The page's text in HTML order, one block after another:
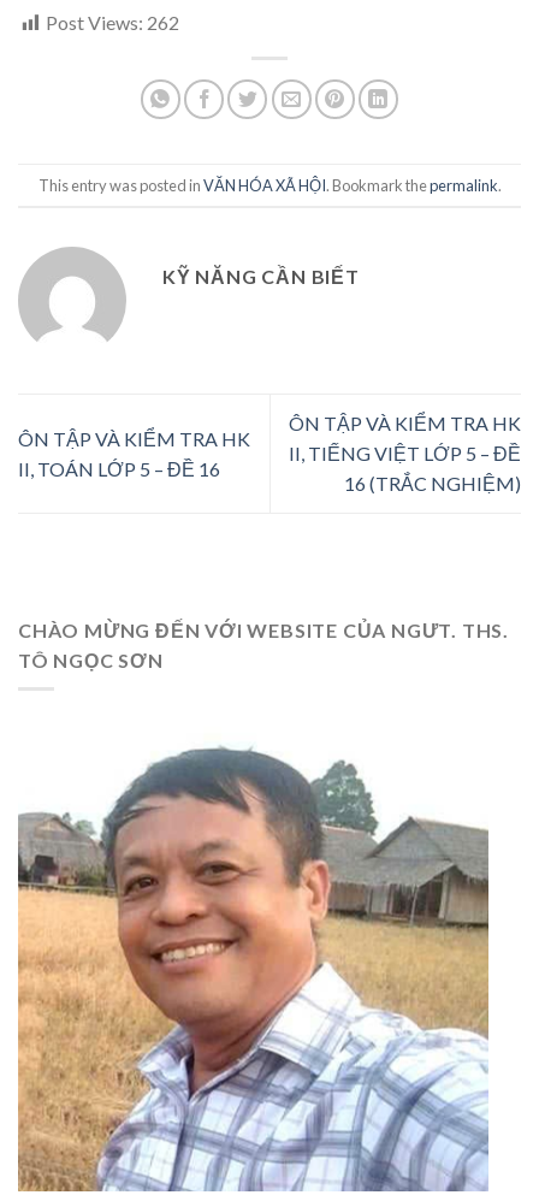
Post Views: 262
This entry was posted inVĂN HÓA XÃ HỘI. Bookmark thepermalink.
KỸ NĂNG CẦN BIẾT
ÔN TẬP VÀ KIỂM TRA HK
II, TOÁN LỚP 5 – ĐỀ 16
ÔN TẬP VÀ KIỂM TRA HK
II, TIẾNG VIỆT LỚP 5 – ĐỀ
16 (TRẮC NGHIỆM)
CHÀO MỪNG ĐẾN VỚI WEBSITE CỦA NGƯT. THS.
TÔ NGỌC SƠN